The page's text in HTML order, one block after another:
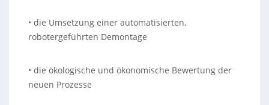
• die Umsetzung einer automatisierten,
robotergeführten Demontage
• die ökologische und ökonomische Bewertung der
neuen Prozesse